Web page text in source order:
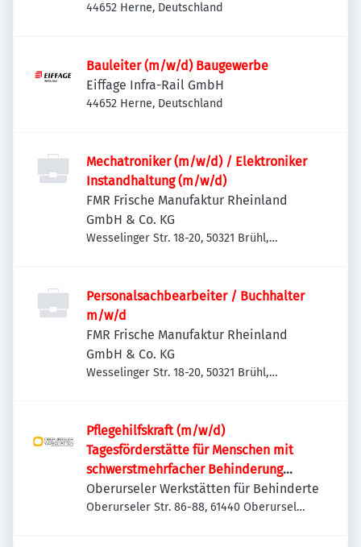
44652 Herne, Deutschland
Bauleiter (m/w/d) Baugewerbe
Eiffage Infra-Rail GmbH
44652 Herne, Deutschland
Mechatroniker (m/w/d) / Elektroniker
Instandhaltung (m/w/d)
FMR Frische Manufaktur Rheinland
GmbH & Co. KG
Wesselinger Str. 18-20, 50321 Brühl,
Personalsachbearbeiter / Buchhalter
m/w/d
FMR Frische Manufaktur Rheinland
GmbH & Co. KG
Wesselinger Str. 18-20, 50321 Brühl,
Pflegehilfskraft (m/w/d)
Tagesförderstätte für Menschen mit
schwerstmehrfacher Behinderung
und/oder Verhaltensauffälligkeiten
Oberurseler Werkstätten für Behinderte
Oberurseler Str. 86-88, 61440 Oberursel